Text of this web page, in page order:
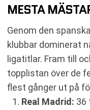
MESTA
Genom den
klubbar dominerat
ligatitlar. Fram till
topplistan över de
flest gånger ut på
Real Madrid: 36